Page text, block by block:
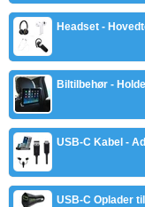
Headset -
Biltilbehør -
USB-C Kabel -
USB-C Oplader